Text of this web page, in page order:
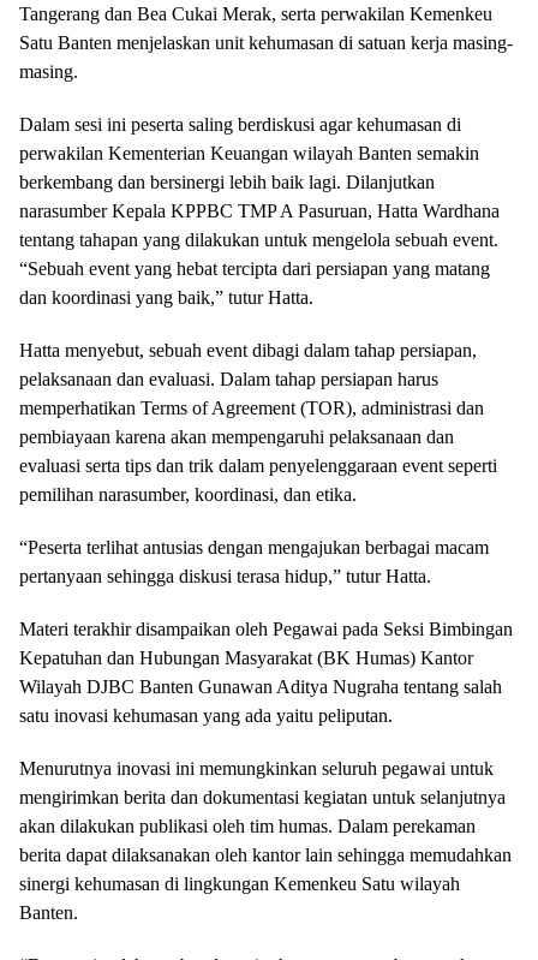
Tangerang dan Bea Cukai Merak, serta perwakilan Kemenkeu
Satu Banten menjelaskan unit kehumasan di satuan kerja masing-
masing.
Dalam sesi ini peserta saling berdiskusi agar kehumasan di
perwakilan Kementerian Keuangan wilayah Banten semakin
berkembang dan bersinergi lebih baik lagi. Dilanjutkan
narasumber Kepala KPPBC TMP A Pasuruan, Hatta Wardhana
tentang tahapan yang dilakukan untuk mengelola sebuah event.
“Sebuah event yang hebat tercipta dari persiapan yang matang
dan koordinasi yang baik,” tutur Hatta.
Hatta menyebut, sebuah event dibagi dalam tahap persiapan,
pelaksanaan dan evaluasi. Dalam tahap persiapan harus
memperhatikan Terms of Agreement (TOR), administrasi dan
pembiayaan karena akan mempengaruhi pelaksanaan dan
evaluasi serta tips dan trik dalam penyelenggaraan event seperti
pemilihan narasumber, koordinasi, dan etika.
“Peserta terlihat antusias dengan mengajukan berbagai macam
pertanyaan sehingga diskusi terasa hidup,” tutur Hatta.
Materi terakhir disampaikan oleh Pegawai pada Seksi Bimbingan
Kepatuhan dan Hubungan Masyarakat (BK Humas) Kantor
Wilayah DJBC Banten Gunawan Aditya Nugraha tentang salah
satu inovasi kehumasan yang ada yaitu peliputan.
Menurutnya inovasi ini memungkinkan seluruh pegawai untuk
mengirimkan berita dan dokumentasi kegiatan untuk selanjutnya
akan dilakukan publikasi oleh tim humas. Dalam perekaman
berita dapat dilaksanakan oleh kantor lain sehingga memudahkan
sinergi kehumasan di lingkungan Kemenkeu Satu wilayah
Banten.